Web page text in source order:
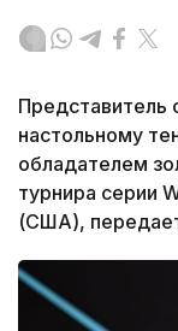
Представитель
настольному
обладателем
турнира серии
(США),